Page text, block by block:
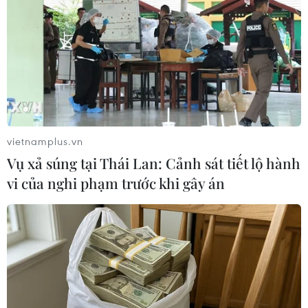
bệnh COVID-19 đối với người lao động trên
phương tiện đưa đón nhằm bảo đảm an toàn
dịch bệnh./.
(TTXVN/Vietnam+)
vietnamplus.vn
Vụ xả súng tại Thái Lan: Cảnh sát tiết lộ hành
vi của nghi phạm trước khi gây án